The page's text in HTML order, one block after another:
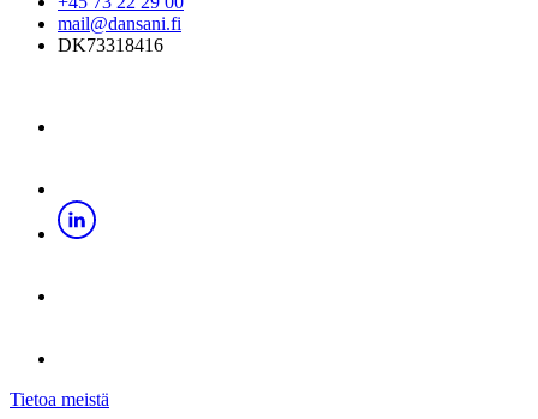
mail@dansani.fi
DK73318416
Tietoa meistä